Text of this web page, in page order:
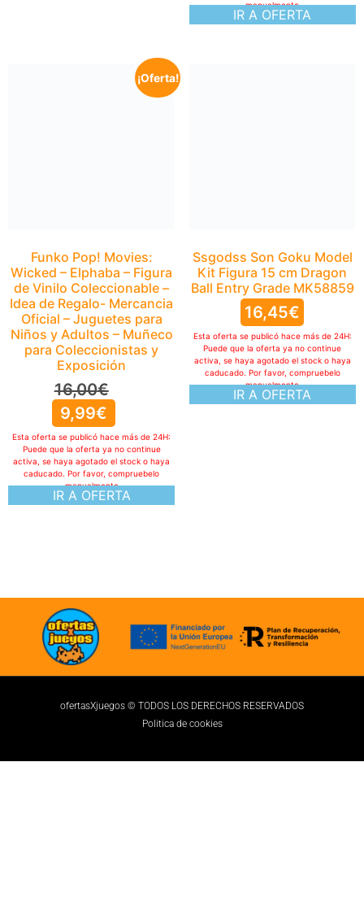
IR A OFERTA
manualmente
¡Oferta!
Funko Pop! Movies:
IR A OFERTA
Esta oferta se publicó hace más de 24H:
Puede que la oferta ya no continue
activa, se haya agotado el stock o haya
caducado. Por favor, compruebelo
manualmente
Ssgodss Son Goku Model
Kit Figura 15 cm Dragon
Ball Entry Grade MK58859
16,45€
IR A OFERTA
Esta oferta se publicó hace más de 24H:
Puede que la oferta ya no continue
activa, se haya agotado el stock o haya
caducado. Por favor, compruebelo
manualmente
Politica de cookies